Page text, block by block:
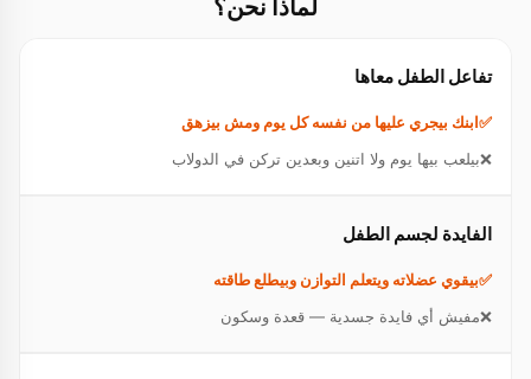
لماذا نحن؟
تفاعل الطفل معاها
ابنك بيجري عليها من نفسه كل يوم ومش بيزهق
بيلعب بيها يوم ولا اتنين وبعدين تركن في الدولاب
الفايدة لجسم الطفل
بيقوي عضلاته ويتعلم التوازن وبيطلع طاقته
مفيش أي فايدة جسدية — قعدة وسكون